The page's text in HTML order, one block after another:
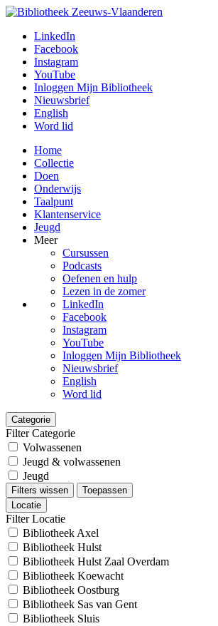
LinkedIn
Facebook
Instagram
YouTube
Inloggen Mijn Bibliotheek
Nieuwsbrief
English
Word lid
Home
Collectie
Doen
Onderwijs
Taalpunt
Klantenservice
Jeugd
Meer
Cursussen
Podcasts
Oefenen en hulp
Lezen in de zomer
LinkedIn
Facebook
Instagram
YouTube
Inloggen Mijn Bibliotheek
Nieuwsbrief
English
Word lid
Categorie
Filter Categorie
Volwassenen
Jeugd & volwassenen
Jeugd
Filters wissen
Toepassen
Locatie
Filter Locatie
Bibliotheek Axel
Bibliotheek Hulst
Bibliotheek Hulst Zaal Overdam
Bibliotheek Koewacht
Bibliotheek Oostburg
Bibliotheek Sas van Gent
Bibliotheek Sluis